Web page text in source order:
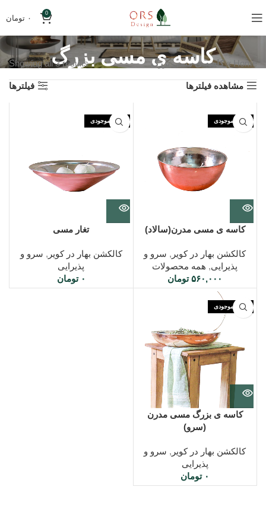
0
۰ تومان
کاسه ی مسی بزرگ Home
»کاسه ی مسی بزرگ Showing all 3 results
مشاهده فیلترها فیلترها
اتمام موجودی
کاسه ی مسی مدرن(سالاد)
کالکشن بهار در کویر , سرو و
پذیرایی, همه محصولات
۵۶۰,۰۰۰ تومان
اتمام موجودی
تغار مسی
کالکشن بهار در کویر , سرو و
پذیرایی
۰ تومان
اتمام موجودی
کاسه ی بزرگ مسی مدرن
(سرو)
کالکشن بهار در کویر , سرو و
پذیرایی
۰ تومان